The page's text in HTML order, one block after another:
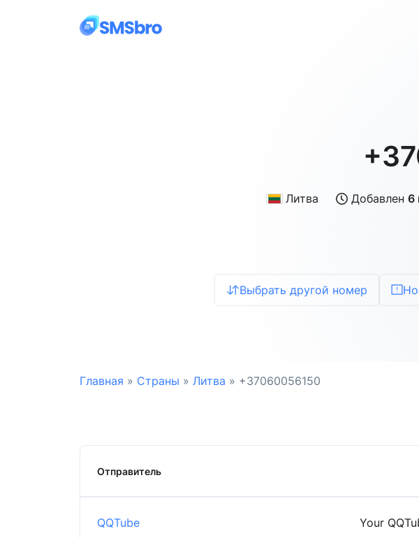
Литва Добавлен 6
Выбрать другой номер
Главная » Страны » Литва » +37060056150
Отправитель
QQTube Your